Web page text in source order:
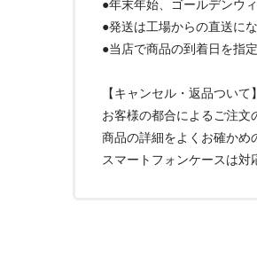
●年末年始、ゴールデンウ
●発送は工場からの直送に
●当店で商品の到着日を指
【キャンセル・返品ついて】
お客様の都合によるご注文
商品の詳細をよくお確かめ
スマートフォンケースは対